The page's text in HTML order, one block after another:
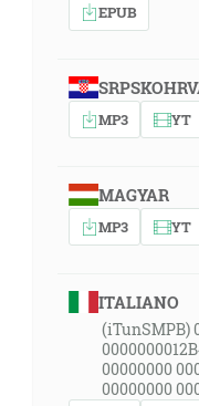
EPUB
MP3 YT
MAGYAR
MP3 YT
ITALIANO
(iTunSMPB)
00000000
00000000